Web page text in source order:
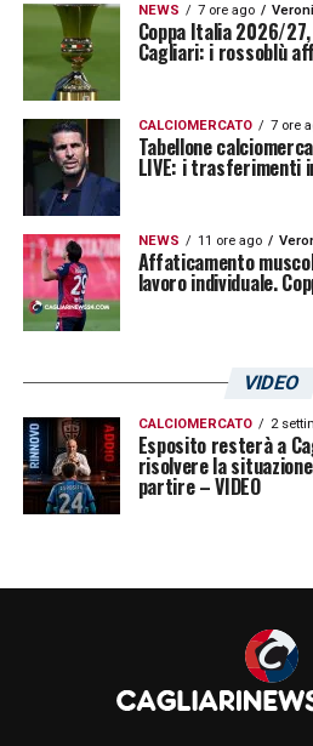
NEWS 7 ore ago
Coppa Italia 2026/
Cagliari: i rossoblù
CALCIOMERCATO 7 ore
Tabellone
LIVE: i trasferimenti
NEWS 11 ore ago
Affaticamento
lavoro individuale.
VIDEO
CALCIOMERCATO 2
Esposito resterà a
risolvere la
partire – VIDEO